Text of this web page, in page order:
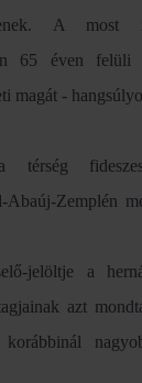
A most
65 éven felüli
magát -
fideszes
Abaúj-Zemplén
jelöltje a
azt